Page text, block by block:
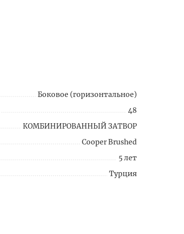
Боковое (горизонтальное)
48
КОМБИНИРОВАННЫЙ ЗАТВОР
Cooper Brushed
5 лет
Турция